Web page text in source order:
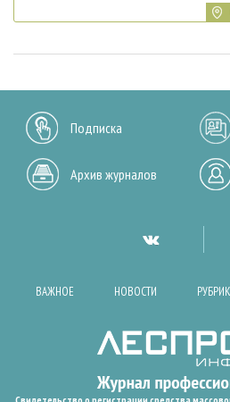
Подписка
Архив журналов
ВАЖНОЕ НОВОСТИ